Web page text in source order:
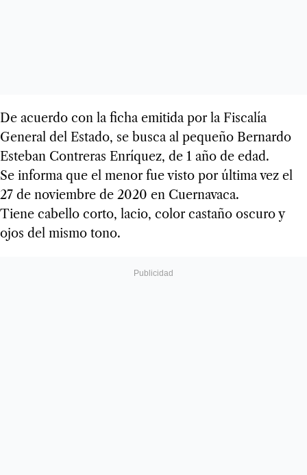
De acuerdo con la ficha emitida por la Fiscalía
General del Estado, se busca al pequeño Bernardo
Esteban Contreras Enríquez, de 1 año de edad.
Se informa que el menor fue visto por última vez el
27 de noviembre de 2020 en Cuernavaca.
Tiene cabello corto, lacio, color castaño oscuro y
ojos del mismo tono.